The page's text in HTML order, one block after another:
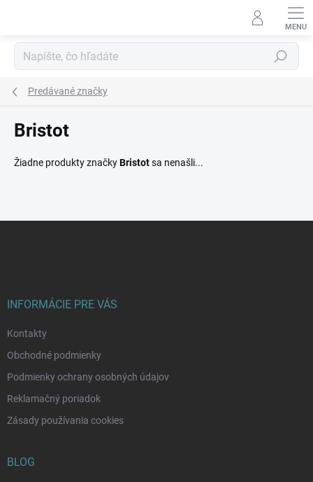
Hľadať
Predávané značky
Bristot
Žiadne produkty značkyBristotsa nenašli...
INFORMÁCIE PRE VÁS
Kontakty
Obchodné podmienky
Podmienky ochrany osobných údajov
Reklamačný poriadok
Zásady používania cookies
BLOG